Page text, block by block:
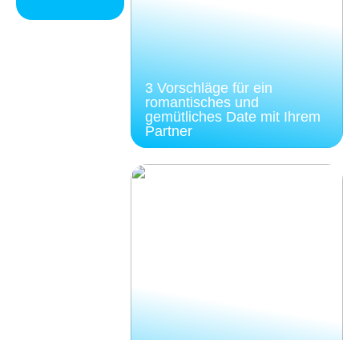
3 Vorschläge für ein
romantisches und
gemütliches Date mit Ihrem
Partner